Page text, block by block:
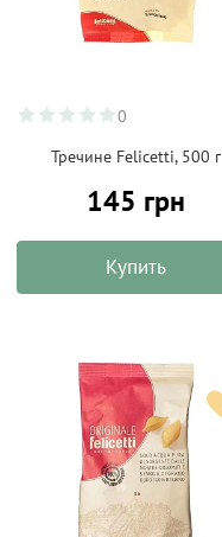
0
Тречине Felicetti, 500 г
145 грн
Купить